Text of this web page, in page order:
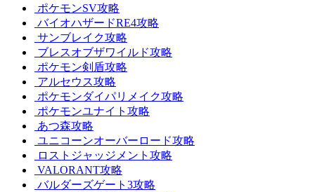
ポケモンSV攻略
バイオハザードRE4攻略
サンブレイク攻略
ブレスオブザワイルド攻略
ポケモン剣盾攻略
アルセウス攻略
ポケモンダイパリメイク攻略
ポケモンユナイト攻略
あつ森攻略
ユニコーンオーバーロード攻略
ロストジャッジメント攻略
VALORANT攻略
バルダーズゲート3攻略